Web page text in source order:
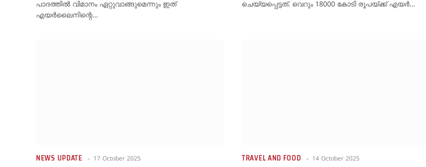
പാദത്തിൽ വിമാനം ഏറ്റുവാങ്ങുമെന്നും ഇത്
എയർലൈനിന്റെ…
ചെയ്യപ്പെട്ടത്. വെറും 18000 കോടി രൂപയ്ക്ക് എയർ…
NEWS UPDATE 17 October 2025 TRAVEL AND FOOD 14 October 2025